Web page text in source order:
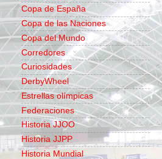
Copa de España
Copa de las Naciones
Copa del Mundo
Corredores
Curiosidades
DerbyWheel
Estrellas olímpicas
Federaciones
Historia JJOO
Historia JJPP
Historia Mundial